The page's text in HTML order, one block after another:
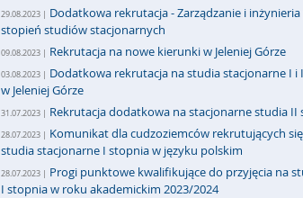
29.08.2023 | Dodatkowa rekrutacja - Zarządzanie i
stopień studiów stacjonarnych
09.08.2023 | Rekrutacja na nowe kierunki w Jeleniej Górze
03.08.2023 | Dodatkowa rekrutacja na studia stacjonarne I i
w Jeleniej Górze
31.07.2023 | Rekrutacja dodatkowa na stacjonarne studia II
28.07.2023 | Komunikat dla cudzoziemców rekrutujących
studia stacjonarne I stopnia w języku polskim
28.07.2023 | Progi punktowe kwalifikujące do przyjęcia na
I stopnia w roku akademickim 2023/2024